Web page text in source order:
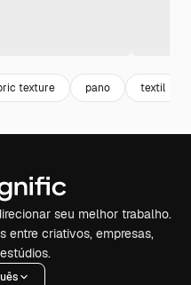
texture pano textil
seu melhor trabalho.
entre criativos, empresas,